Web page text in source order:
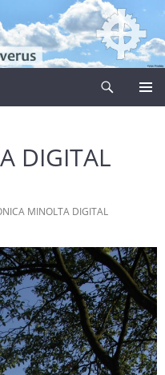
DIGITAL
MINOLTA DIGITAL